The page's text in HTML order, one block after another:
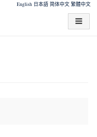
English 日本語 简体中文 繁體中文